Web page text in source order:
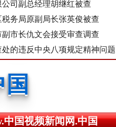
司副总经理胡继红被查
务局原副局长张英俊被查
市长仇文会接受审查调查
的违反中央八项规定精神问题
国
国
国
中国视频新闻网.中国
，负责人莫某某被刑拘